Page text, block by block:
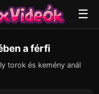
☰
a férfi
torok és kemény anál